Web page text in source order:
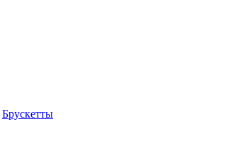
Брускетты